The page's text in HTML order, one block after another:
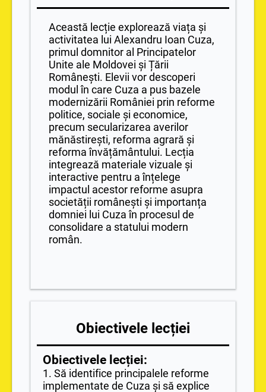
Această lecție explorează viața și
activitatea lui Alexandru Ioan Cuza,
primul domnitor al Principatelor
Unite ale Moldovei și Țării
Românești. Elevii vor descoperi
modul în care Cuza a pus bazele
modernizării României prin reforme
politice, sociale și economice,
precum secularizarea averilor
mănăstirești, reforma agrară și
reforma învățământului. Lecția
integrează materiale vizuale și
interactive pentru a înțelege
impactul acestor reforme asupra
societății românești și importanța
domniei lui Cuza în procesul de
consolidare a statului modern
român.
Obiectivele lecției
Obiectivele lecției:
1. Să identifice principalele reforme
implementate de Cuza și să explice